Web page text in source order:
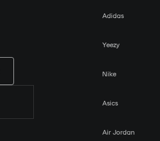
Adidas
Yeezy
Nike
Asics
Air Jordan